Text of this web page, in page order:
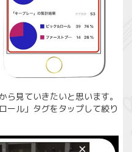
見ていきたいと思います。
ール」タグをタップして絞り